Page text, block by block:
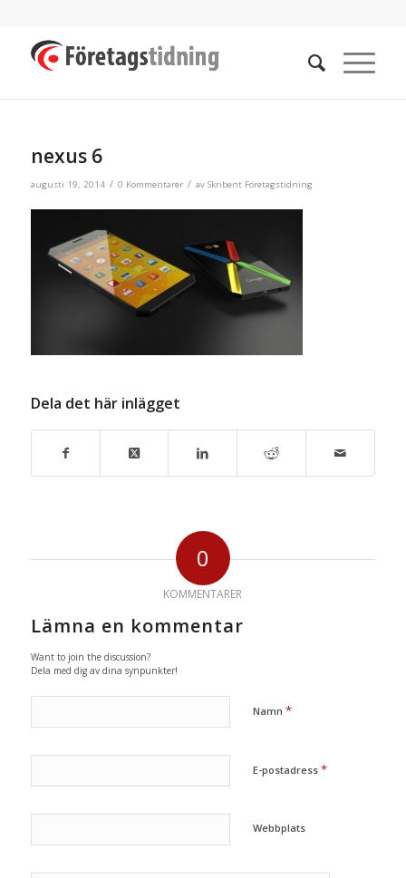
nexus 6
augusti 19, 2014 / 0 Kommentarer / av Skribent Företagstidning
Dela det här inlägget
0
KOMMENTARER
Lämna en kommentar
Want to join the discussion?
Dela med dig av dina synpunkter!
Namn *
E-postadress *
Webbplats